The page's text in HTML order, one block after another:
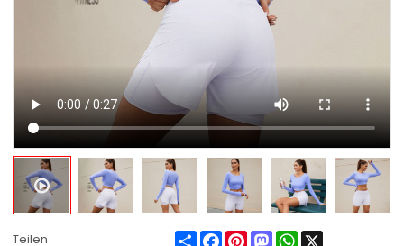
Teilen ShareFacebook
PinterestMastodonWhatsApp